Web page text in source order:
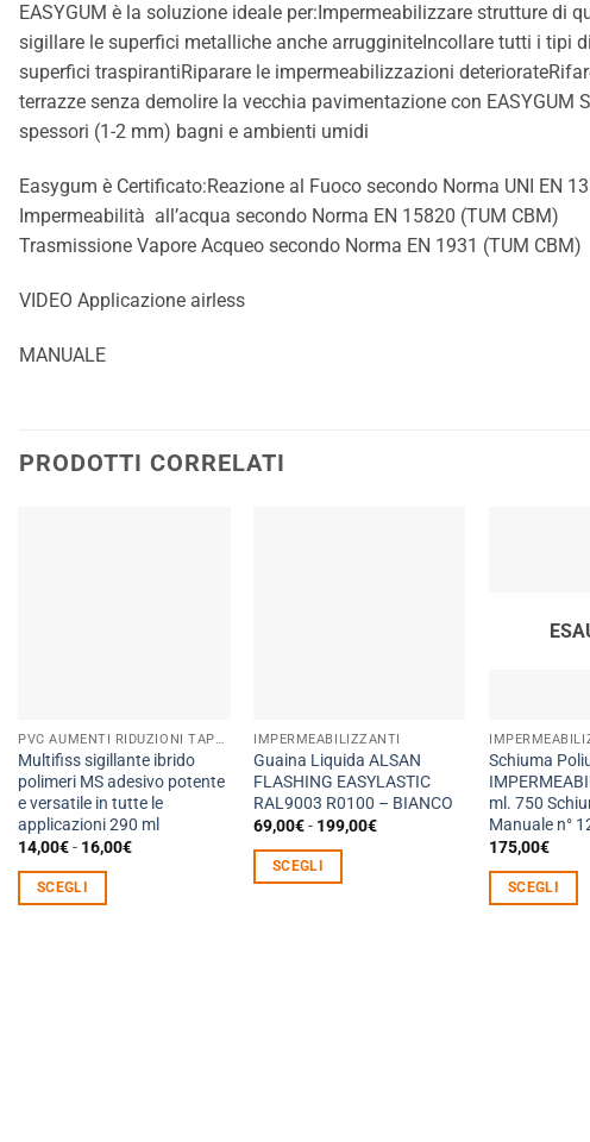
EASYGUM è la soluzione ideale per:Impermeabilizzare strutture di
sigillare le superfici metalliche anche arrugginiteIncollare tutti i tipi
superfici traspirantiRiparare le impermeabilizzazioni
terrazze senza demolire la vecchia pavimentazione con EASYGUM
spessori (1-2 mm) bagni e ambienti umidi
Easygum è Certificato:Reazione al Fuoco secondo Norma UNI EN
Impermeabilità all’acqua secondo Norma EN 15820 (TUM CBM)
Trasmissione Vapore Acqueo secondo Norma EN 1931 (TUM CBM)
VIDEO Applicazione airless
MANUALE
PRODOTTI CORRELATI
PVC AUMENTI RIDUZIONI TAPPI CURVE MANICOTTI
Multifiss sigillante ibrido
polimeri MS adesivo potente
e versatile in tutte le
applicazioni 290 ml
14,00€- 16,00€Fascia
SCEGLI
IMPERMEABILIZZANTI
Guaina Liquida ALSAN
FLASHING EASYLASTIC
RAL9003 R0100 – BIANCO
69,00€- 199,00€Fascia
SCEGLI
Schiuma
ml. 750
Manuale n°
175,00€
SCEGLI